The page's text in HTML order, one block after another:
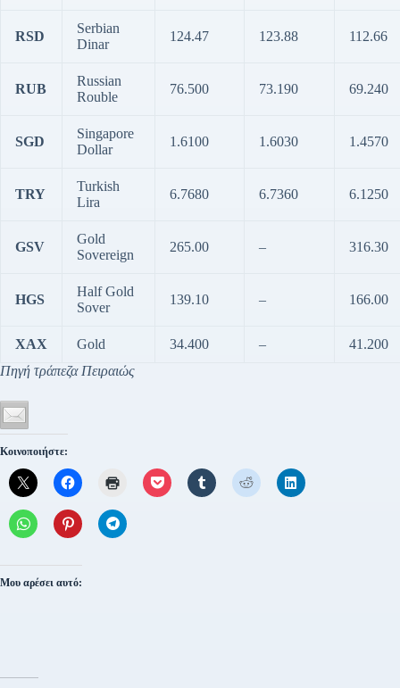
RSD
Serbian
Dinar
124.47 123.88 112.66
RUB
Russian
Rouble
76.500 73.190 69.240
SGD
Singapore
Dollar
1.6100 1.6030 1.4570
TRY
Turkish
Lira
6.7680 6.7360 6.1250
GSV
Gold
Sovereign
265.00 – 316.30
HGS
Half Gold
Sover
139.10 – 166.00
XAX Gold 34.400 –
41.200
Πηγή τράπεζα Πειραιώς
Κοινοποιήστε:
Μου αρέσει αυτό: